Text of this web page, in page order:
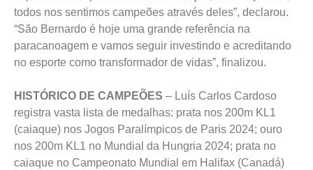
especialmente para as nossas crianças, nossos jovens,
todos nos sentimos campeões através deles”, declarou.
“São Bernardo é hoje uma grande referência na
paracanoagem e vamos seguir investindo e acreditando
HISTÓRICO DE CAMPEÕES– Luís Carlos Cardoso
registra vasta lista de medalhas: prata nos 200m KL1
(caiaque) nos Jogos Paralímpicos de Paris 2024; ouro
nos 200m KL1 no Mundial da Hungria 2024; prata no